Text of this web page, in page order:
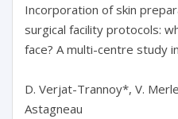
Incorporation of skin
surgical facility protocols:
face? A multi-centre study
D. Verjat-Trannoy*, V.
Astagneau